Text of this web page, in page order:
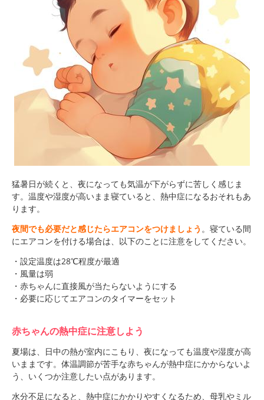
猛暑日が続くと、夜になっても気温が下がらずに苦しく感じま
す。温度や湿度が高いまま寝ていると、熱中症になるおそれもあ
ります。
夜間でも必要だと感じたらエアコンをつけましょう 。寝ている間
にエアコンを付ける場合は、以下のことに注意をしてください。
・設定温度は28℃程度が最適
・風量は弱
・赤ちゃんに直接風が当たらないようにする
・必要に応じてエアコンのタイマーをセット
赤ちゃんの熱中症に注意しよう
夏場は、日中の熱が室内にこもり、夜になっても温度や湿度が高
いままです。体温調節が苦手な赤ちゃんが熱中症にかからないよ
う、いくつか注意したい点があります。
水分不足になると、熱中症にかかりやすくなるため、母乳やミル